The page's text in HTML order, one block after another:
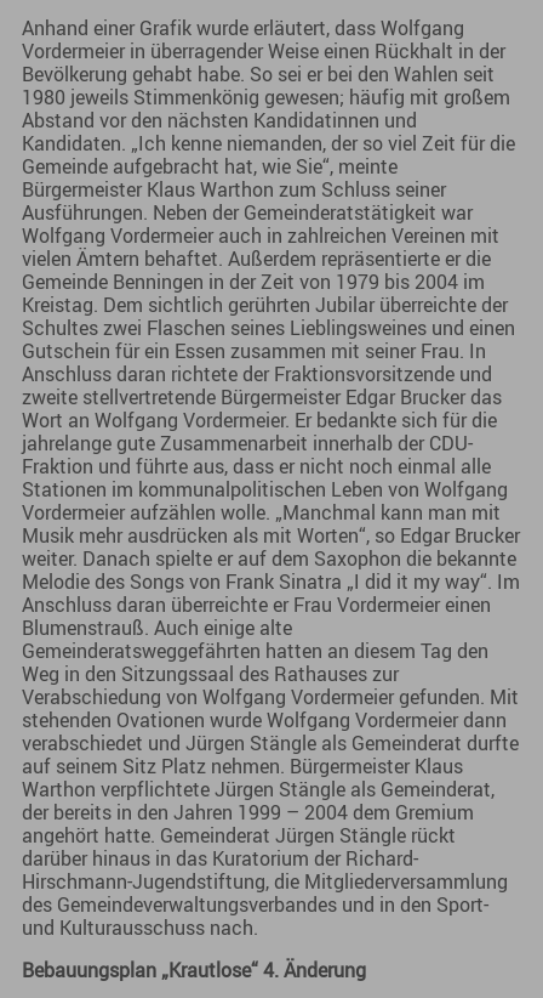
Anhand einer Grafik wurde erläutert, dass Wolfgang
Vordermeier in überragender Weise einen Rückhalt in der
Bevölkerung gehabt habe. So sei er bei den Wahlen seit
1980 jeweils Stimmenkönig gewesen; häufig mit großem
Abstand vor den nächsten Kandidatinnen und
Kandidaten. „Ich kenne niemanden, der so viel Zeit für die
Gemeinde aufgebracht hat, wie Sie“, meinte
Bürgermeister Klaus Warthon zum Schluss seiner
Ausführungen. Neben der Gemeinderatstätigkeit war
Wolfgang Vordermeier auch in zahlreichen Vereinen mit
vielen Ämtern behaftet. Außerdem repräsentierte er die
Gemeinde Benningen in der Zeit von 1979 bis 2004 im
Kreistag. Dem sichtlich gerührten Jubilar überreichte der
Schultes zwei Flaschen seines Lieblingsweines und einen
Gutschein für ein Essen zusammen mit seiner Frau. In
Anschluss daran richtete der Fraktionsvorsitzende und
zweite stellvertretende Bürgermeister Edgar Brucker das
Wort an Wolfgang Vordermeier. Er bedankte sich für die
jahrelange gute Zusammenarbeit innerhalb der CDU-
Fraktion und führte aus, dass er nicht noch einmal alle
Stationen im kommunalpolitischen Leben von Wolfgang
Vordermeier aufzählen wolle. „Manchmal kann man mit
Musik mehr ausdrücken als mit Worten“, so Edgar Brucker
weiter. Danach spielte er auf dem Saxophon die bekannte
Melodie des Songs von Frank Sinatra „I did it my way“. Im
Anschluss daran überreichte er Frau Vordermeier einen
Blumenstrauß. Auch einige alte
Gemeinderatsweggefährten hatten an diesem Tag den
Weg in den Sitzungssaal des Rathauses zur
Verabschiedung von Wolfgang Vordermeier gefunden. Mit
stehenden Ovationen wurde Wolfgang Vordermeier dann
verabschiedet und Jürgen Stängle als Gemeinderat durfte
auf seinem Sitz Platz nehmen. Bürgermeister Klaus
Warthon verpflichtete Jürgen Stängle als Gemeinderat,
der bereits in den Jahren 1999 – 2004 dem Gremium
angehört hatte. Gemeinderat Jürgen Stängle rückt
darüber hinaus in das Kuratorium der Richard-
Hirschmann-Jugendstiftung, die Mitgliederversammlung
des Gemeindeverwaltungsverbandes und in den Sport-
und Kulturausschuss nach.
Bebauungsplan „Krautlose“ 4. Änderung